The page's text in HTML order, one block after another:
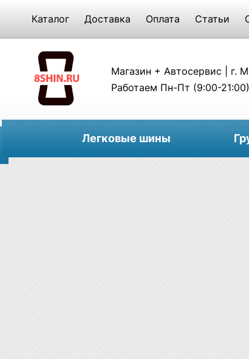
Каталог Доставка Оплата Статьи
Магазин + Автосервис | г.
Работаем Пн-Пт (9:00-
Легковые шины